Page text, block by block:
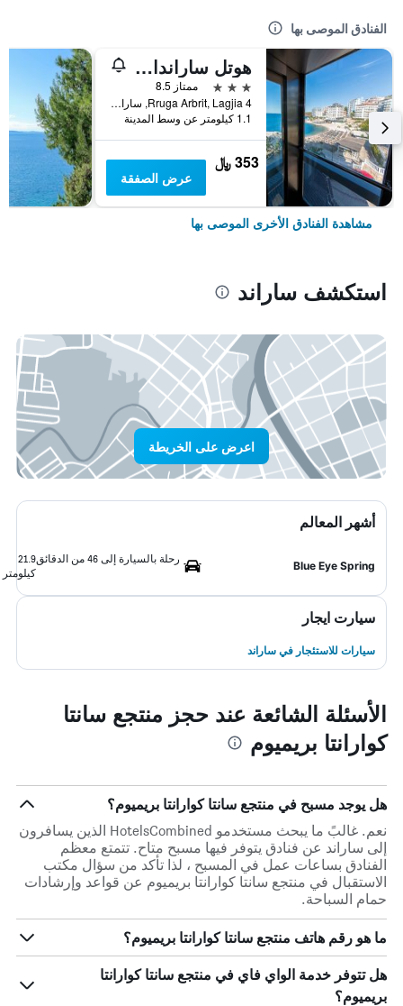
الفنادق الموصى بها
هوتل ساراندا بالاس
3 نجوم
ممتاز 8.5
Rruga Arbrit, Lagjia 4, ساراند, ألبانيا
1.1 كيلومتر عن وسط المدينة
353 ﷼
عرض الصفقة
مشاهدة الفنادق الأخرى الموصى بها
استكشف ساراند
اعرض على الخريطة
أشهر المعالم
Blue Eye Spring
رحلة بالسيارة إلى 46 من الدقائق
21.9
كيلومتر
سيارت ايجار
سيارات للاستئجار في ساراند
الأسئلة الشائعة عند حجز منتجع سانتا
كوارانتا بريميوم
هل يوجد مسبح في منتجع سانتا كوارانتا بريميوم؟
نعم. غالبً ما يبحث مستخدمو HotelsCombined الذين يسافرون
إلى ساراند عن فنادق يتوفر فيها مسبح متاح. تتمتع معظم
الفنادق بساعات عمل في المسبح ، لذا تأكد من سؤال مكتب
الاستقبال في منتجع سانتا كوارانتا بريميوم عن قواعد وإرشادات
حمام السباحة.
ما هو رقم هاتف منتجع سانتا كوارانتا بريميوم؟
هل تتوفر خدمة الواي فاي في منتجع سانتا كوارانتا
بريميوم؟